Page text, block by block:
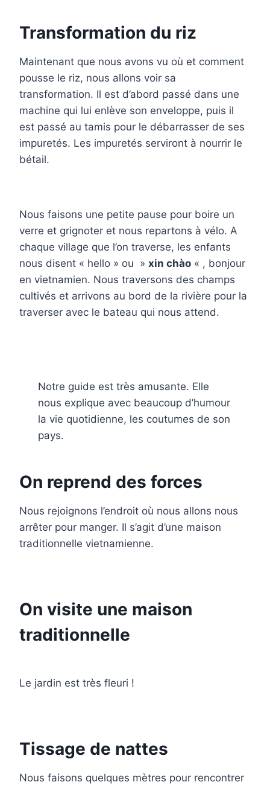
Transformation du riz
Maintenant que nous avons vu où et comment
pousse le riz, nous allons voir sa
transformation. Il est d’abord passé dans une
machine qui lui enlève son enveloppe, puis il
est passé au tamis pour le débarrasser de ses
impuretés. Les impuretés serviront à nourrir le
bétail.
Nous faisons une petite pause pour boire un
verre et grignoter et nous repartons à vélo. A
chaque village que l’on traverse, les enfants
nous disent « hello » ou » xin chào « , bonjour
en vietnamien. Nous traversons des champs
cultivés et arrivons au bord de la rivière pour la
traverser avec le bateau qui nous attend.
Notre guide est très amusante. Elle
nous explique avec beaucoup d’humour
la vie quotidienne, les coutumes de son
pays.
On reprend des forces
Nous rejoignons l’endroit où nous allons nous
arrêter pour manger. Il s’agit d’une maison
traditionnelle vietnamienne.
On visite une maison
traditionnelle
Le jardin est très fleuri !
Tissage de nattes
Nous faisons quelques mètres pour rencontrer